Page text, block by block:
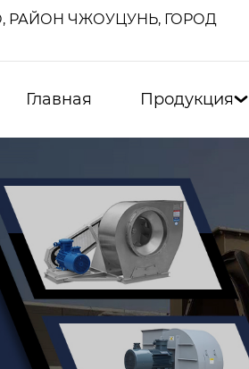
ЧЖОУЦУНЬ, ГОРОД
Главная Продукция